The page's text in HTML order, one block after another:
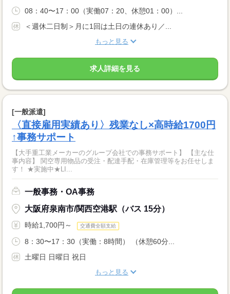
08：40〜17：00（実働07：20、休憩01：00）...
＜週休二日制＞月に1回は土日の連休あり／...
もっと見る
求人詳細を見る
[一般派遣]
〈直接雇用実績あり〉残業なし×高時給1700円
↑事務サポート
【大手重工業メーカーのグループ会社での事務サポート】 【主な仕
事内容】 関空専用物品の受注・配達手配・在庫管理等をお任せしま
す！ ★実施中★LI...
一般事務・OA事務
大阪府泉南市/関西空港駅（バス 15分）
時給1,700円～ 交通費全額支給
8：30〜17：30（実働：8時間） （休憩60分...
土曜日 日曜日 祝日
もっと見る